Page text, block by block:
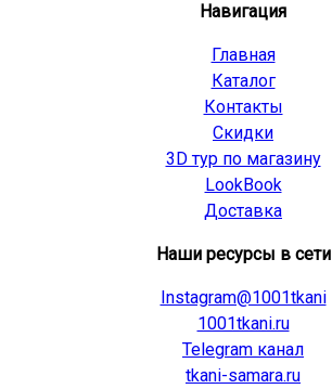
Навигация
Главная
Каталог
Контакты
Скидки
3D тур по магазину
LookBook
Доставка
Наши ресурсы в сети
Instagram@1001tkani
1001tkani.ru
Telegram канал
tkani-samara.ru